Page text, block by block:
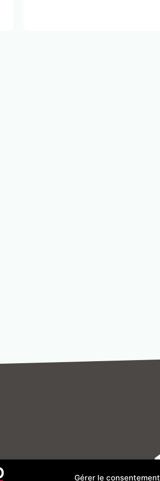
Gérer le consentement